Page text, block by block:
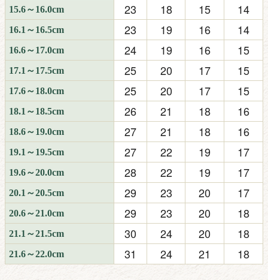
15.6～16.0cm 23 18 15 14
16.1～16.5cm 23 19 16 14
16.6～17.0cm 24 19 16 15
17.1～17.5cm 25 20 17 15
17.6～18.0cm 25 20 17 15
18.1～18.5cm 26 21 18 16
18.6～19.0cm 27 21 18 16
19.1～19.5cm 27 22 19 17
19.6～20.0cm 28 22 19 17
20.1～20.5cm 29 23 20 17
20.6～21.0cm 29 23 20 18
21.1～21.5cm 30 24 20 18
21.6～22.0cm 31 24 21 18